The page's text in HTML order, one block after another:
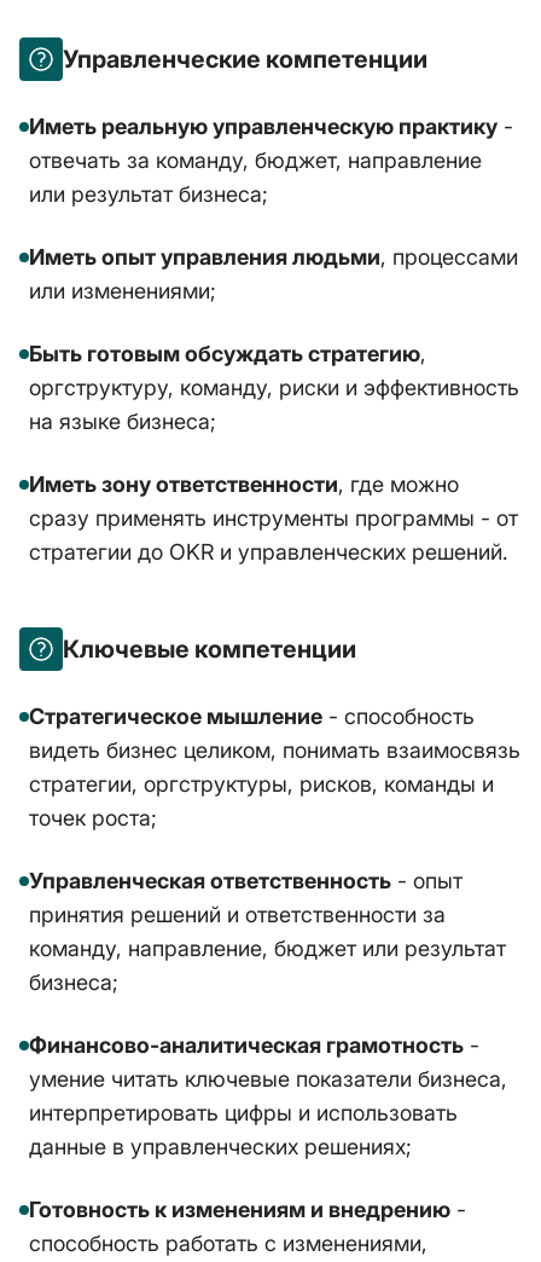
Управленческие компетенции
Иметь реальную управленческую практику -
отвечать за команду, бюджет, направление
или результат бизнеса;
Иметь опыт управления людьми, процессами
или изменениями;
Быть готовым обсуждать стратегию,
оргструктуру, команду, риски и эффективность
на языке бизнеса;
Иметь зону ответственности, где можно
сразу применять инструменты программы - от
стратегии до OKR и управленческих решений.
Ключевые компетенции
Стратегическое мышление - способность
видеть бизнес целиком, понимать взаимосвязь
стратегии, оргструктуры, рисков, команды и
точек роста;
Управленческая ответственность - опыт
принятия решений и ответственности за
команду, направление, бюджет или результат
бизнеса;
Финансово-аналитическая грамотность -
умение читать ключевые показатели бизнеса,
интерпретировать цифры и использовать
данные в управленческих решениях;
Готовность к изменениям и внедрению -
способность работать с изменениями,